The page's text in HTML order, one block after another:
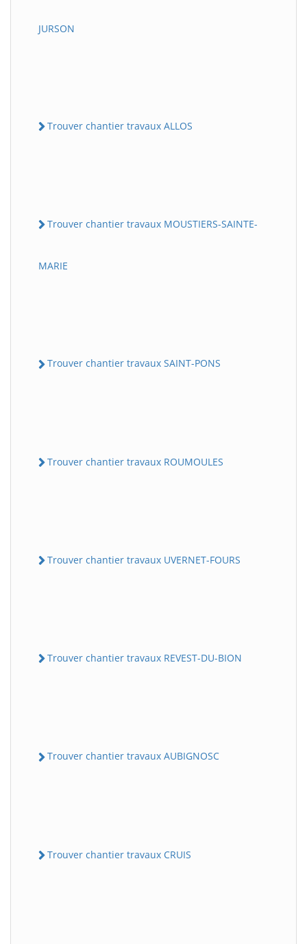
JURSON
Trouver chantier travaux ALLOS
Trouver chantier travaux MOUSTIERS-SAINTE-
MARIE
Trouver chantier travaux SAINT-PONS
Trouver chantier travaux ROUMOULES
Trouver chantier travaux UVERNET-FOURS
Trouver chantier travaux REVEST-DU-BION
Trouver chantier travaux AUBIGNOSC
Trouver chantier travaux CRUIS